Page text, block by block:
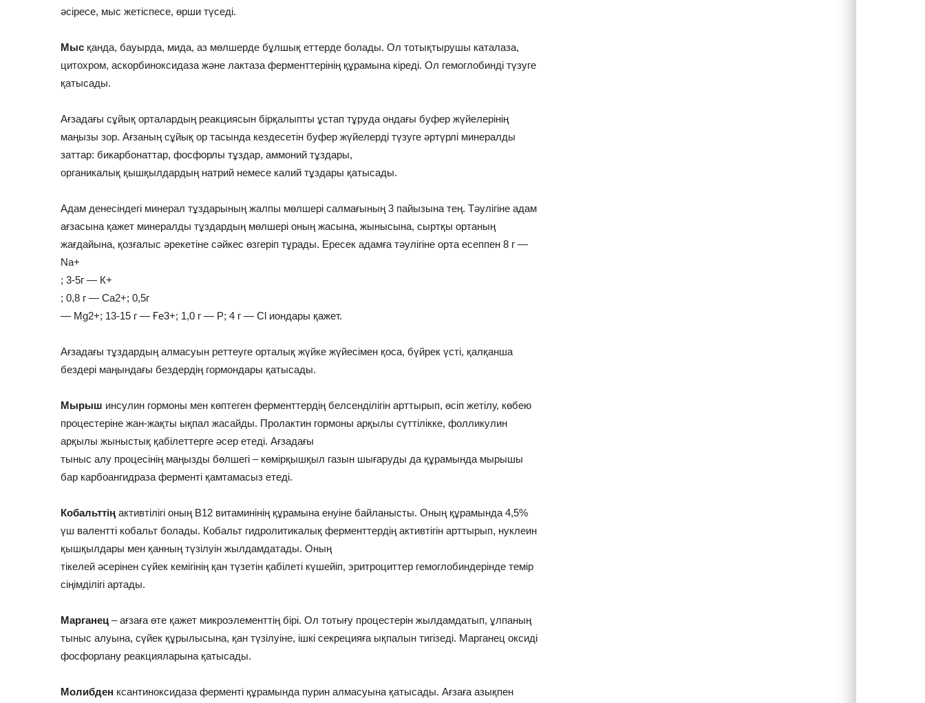
əсіресе, мыс жетіспесе, өрши түседі.
Мыс қанда, бауырда, мида, аз мөлшерде бұлшық еттерде болады. Ол тотықтырушы каталаза,
цитохром, аскорбиноксидаза жəне лактаза ферменттерінің құрамына кіреді. Ол гемоглобинді түзуге
қатысады.
Ағзадағы сұйық орталардың реакциясын бірқалыпты ұстап тұруда ондағы буфер жүйелерінің
маңызы зор. Ағзаның сұйық ор тасында кездесетін буфер жүйелерді түзуге əртүрлі минералды
заттар: бикарбонаттар, фосфорлы тұздар, аммоний тұздары,
органикалық қышқылдардың натрий немесе калий тұздары қатысады.
Адам денесіндегі минерал тұздарының жалпы мөлшері салмағының 3 пайызына тең. Тəулігіне адам
ағзасына қажет минералды тұздардың мөлшері оның жасына, жынысына, сыртқы ортаның
жағдайына, қозғалыс əрекетіне сəйкес өзгеріп тұрады. Ересек адамға тəулігіне орта есеппен 8 г —
Na+
; 3-5г — К+
; 0,8 г — Са2+; 0,5г
— Mg2+; 13-15 г — Ғе3+; 1,0 г — Р; 4 г — Cl иондары қажет.
Ағзадағы тұздардың алмасуын реттеуге орталық жүйке жүйесімен қоса, бүйрек үсті, қалқанша
бездері маңындағы бездердің гормондары қатысады.
Мырыш инсулин гормоны мен көптеген ферменттердің белсенділігін арттырып, өсіп жетілу, көбею
процестеріне жан-жақты ықпал жасайды. Пролактин гормоны арқылы сүттілікке, фолликулин
арқылы жыныстық қабілеттерге əсер етеді. Ағзадағы
тыныс алу процесінің маңызды бөлшегі – көмірқышқыл газын шығаруды да құрамында мырышы
бар карбоангидраза ферменті қамтамасыз етеді.
Кобальттің активтілігі оның В12 витаминінің құрамына енуіне байланысты. Оның құрамында 4,5%
үш валентті кобальт болады. Кобальт гидролитикалық ферменттердің активтігін арттырып, нуклеин
қышқылдары мен қанның түзілуін жылдамдатады. Оның
тікелей əсерінен сүйек кемігінің қан түзетін қабілеті күшейіп, эритроциттер гемоглобиндерінде темір
сіңімділігі артады.
Марганец – ағзаға өте қажет микроэлементтің бірі. Ол тотығу процестерін жылдамдатып, ұлпаның
тыныс алуына, сүйек құрылысына, қан түзілуіне, ішкі секрецияға ықпалын тигізеді. Марганец оксиді
фосфорлану реакцияларына қатысады.
Молибден ксантиноксидаза ферменті құрамында пурин алмасуына қатысады. Ағзаға азықпен